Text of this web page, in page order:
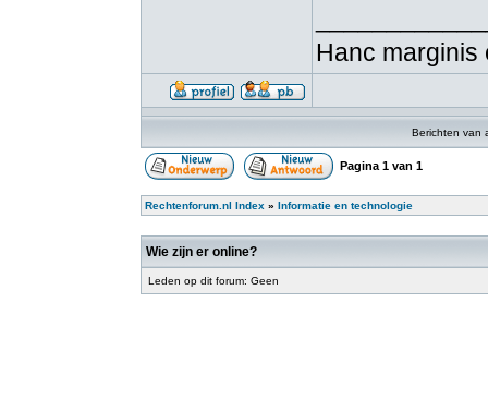
Hanc marginis
Berichten van
Pagina 1 van 1
Rechtenforum.nl Index » Informatie en technologie
Wie zijn er online?
Leden op dit forum: Geen